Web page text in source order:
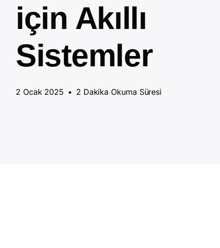
için Akıllı
Sistemler
2 Ocak 2025 • 2 Dakika Okuma Süresi